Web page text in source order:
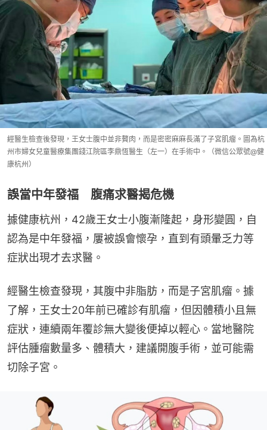
經醫生檢查後發現，王女士腹中並非贅肉，而是密密麻麻長滿了子宮肌瘤。圖為杭
州市婦女兒童醫療集團錢江院區李鼎恆醫生（左一）在手術中。（微信公眾號@健
康杭州）
誤當中年發福 腹痛求醫揭危機
據健康杭州，42歲王女士小腹漸隆起，身形變圓，自
認為是中年發福，屢被誤會懷孕，直到有頭暈乏力等
症狀出現才去求醫。
經醫生檢查發現，其腹中非脂肪，而是子宮肌瘤。據
了解，王女士20年前已確診有肌瘤，但因體積小且無
症狀，連續兩年覆診無大變後便掉以輕心。當地醫院
評估腫瘤數量多、體積大，建議開腹手術，並可能需
切除子宮。